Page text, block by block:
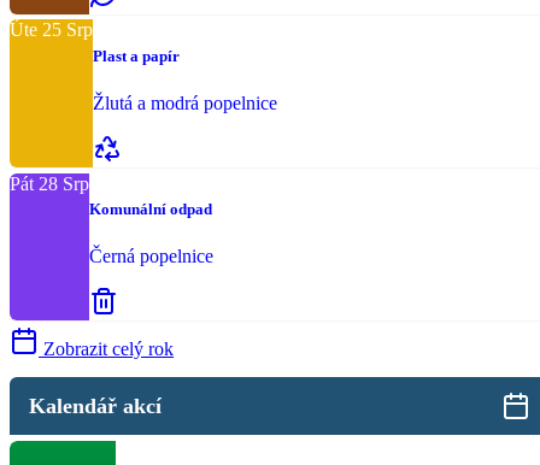
Úte 25 Srp
Plast a papír
Žlutá a modrá popelnice
Pát 28 Srp
Komunální odpad
Černá popelnice
Zobrazit celý rok
Kalendář akcí